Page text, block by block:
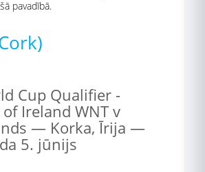
pavadībā.
Cup Qualifier -
Ireland WNT v
— Korka, Īrija —
5. jūnijs